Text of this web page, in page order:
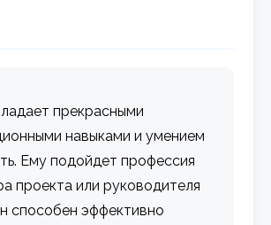
прекрасными
навыками и умением
Ему подойдет профессия
проекта или руководителя
способен эффективно